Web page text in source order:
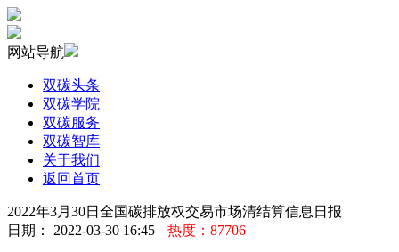
网站导航
双碳头条
双碳学院
双碳服务
双碳智库
关于我们
返回首页
2022年3月30日全国碳排放权交易市场清结算信息日报
日期： 2022-03-30 16:45
热度：87706